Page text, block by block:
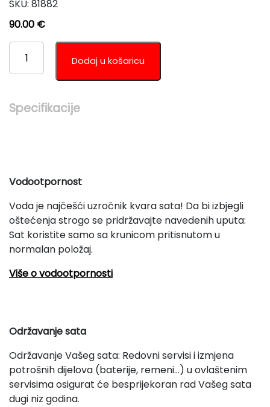
SKU: 81882
90.00 €
ŽENSKI
RUČNI
SAT
P22047.9117Q
Dodaj u košaricu
Specifikacije
Vodootpornost
Voda je najčešći uzročnik kvara sata! Da bi izbjegli
oštećenja strogo se pridržavajte navedenih uputa:
Sat koristite samo sa krunicom pritisnutom u
normalan položaj.
Više o vodootpornosti
Održavanje sata
Održavanje Vašeg sata: Redovni servisi i izmjena
potrošnih dijelova (baterije, remeni...) u ovlaštenim
servisima osigurat će besprijekoran rad Vašeg sata
dugi niz godina.